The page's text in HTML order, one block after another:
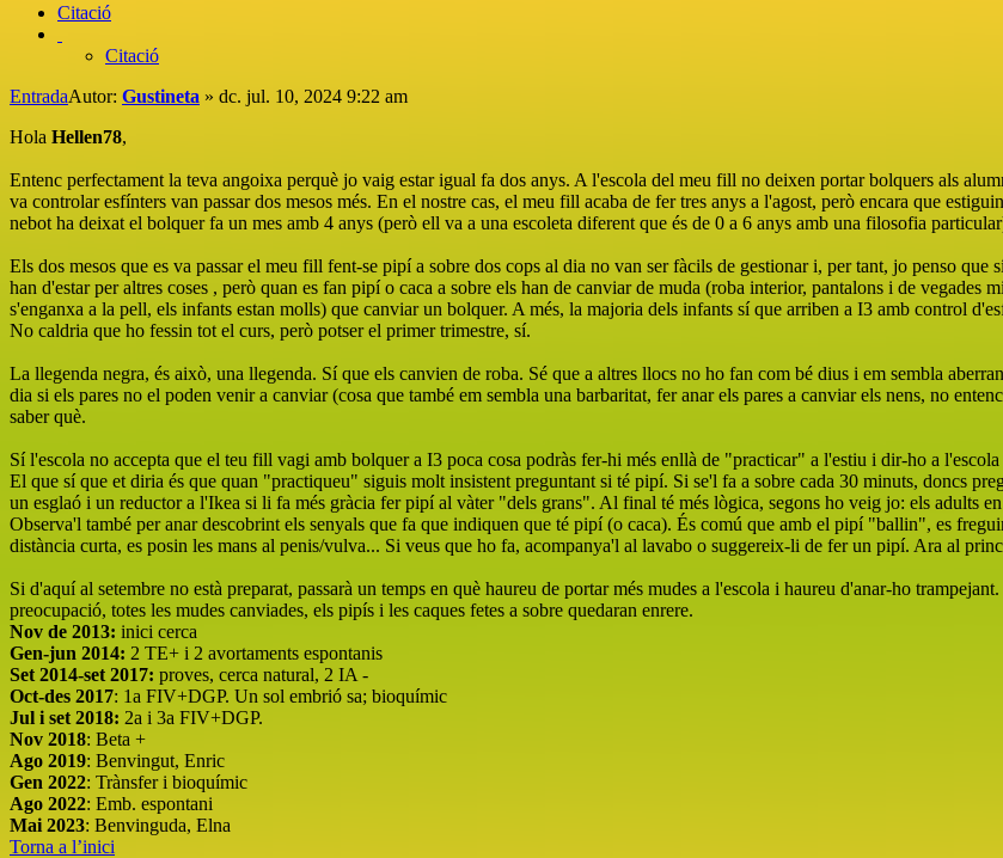
Citació
Citació
EntradaAutor: Gustineta » dc. jul. 10, 2024 9:22 am
Hola Hellen78,
Entenc perfectament la teva angoixa perquè jo vaig estar igual fa dos anys. A l'escola del meu fill no deixen portar bolquers als
va controlar esfínters van passar dos mesos més. En el nostre cas, el meu fill acaba de fer tres anys a l'agost, però encara que
nebot ha deixat el bolquer fa un mes amb 4 anys (però ell va a una escoleta diferent que és de 0 a 6 anys amb una filosofia
Els dos mesos que es va passar el meu fill fent-se pipí a sobre dos cops al dia no van ser fàcils de gestionar i, per tant, jo penso
han d'estar per altres coses , però quan es fan pipí o caca a sobre els han de canviar de muda (roba interior, pantalons i de
s'enganxa a la pell, els infants estan molls) que canviar un bolquer. A més, la majoria dels infants sí que arriben a I3 amb control
No caldria que ho fessin tot el curs, però potser el primer trimestre, sí.
La llegenda negra, és això, una llegenda. Sí que els canvien de roba. Sé que a altres llocs no ho fan com bé dius i em sembla
dia si els pares no el poden venir a canviar (cosa que també em sembla una barbaritat, fer anar els pares a canviar els nens, no
saber què.
Sí l'escola no accepta que el teu fill vagi amb bolquer a I3 poca cosa podràs fer-hi més enllà de "practicar" a l'estiu i dir-ho a
El que sí que et diria és que quan "practiqueu" siguis molt insistent preguntant si té pipí. Si se'l fa a sobre cada 30 minuts, doncs
un esglaó i un reductor a l'Ikea si li fa més gràcia fer pipí al vàter "dels grans". Al final té més lògica, segons ho veig jo: els adults
Observa'l també per anar descobrint els senyals que fa que indiquen que té pipí (o caca). És comú que amb el pipí "ballin", es
distància curta, es posin les mans al penis/vulva... Si veus que ho fa, acompanya'l al lavabo o suggereix-li de fer un pipí. Ara al
Si d'aquí al setembre no està preparat, passarà un temps en què haureu de portar més mudes a l'escola i haureu d'anar-ho
preocupació, totes les mudes canviades, els pipís i les caques fetes a sobre quedaran enrere.
Nov de 2013: inici cerca
Gen-jun 2014: 2 TE+ i 2 avortaments espontanis
Set 2014-set 2017: proves, cerca natural, 2 IA -
Oct-des 2017: 1a FIV+DGP. Un sol embrió sa; bioquímic
Jul i set 2018: 2a i 3a FIV+DGP.
Nov 2018: Beta +
Ago 2019: Benvingut, Enric
Gen 2022: Trànsfer i bioquímic
Ago 2022: Emb. espontani
Mai 2023: Benvinguda, Elna
Torna a l’inici